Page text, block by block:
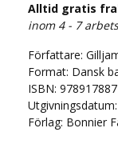
Alltid gratis
inom 4 - 7
Författare:
Format: Dansk
ISBN:
Förlag: Bonnier